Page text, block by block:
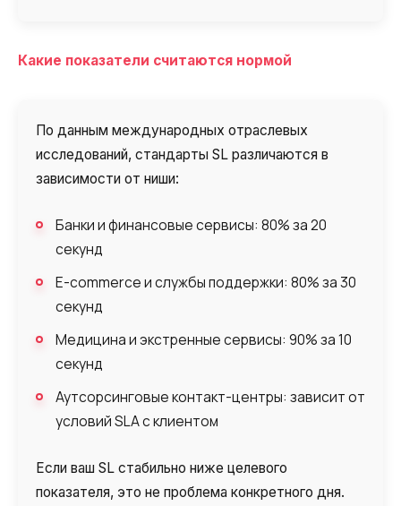
Какие показатели считаются нормой
По данным международных отраслевых
исследований, стандарты SL различаются в
зависимости от ниши:
Банки и финансовые сервисы: 80% за 20
секунд
E-commerce и службы поддержки: 80% за 30
секунд
Медицина и экстренные сервисы: 90% за 10
секунд
Аутсорсинговые контакт-центры: зависит от
условий SLA с клиентом
Если ваш SL стабильно ниже целевого
показателя, это не проблема конкретного дня.